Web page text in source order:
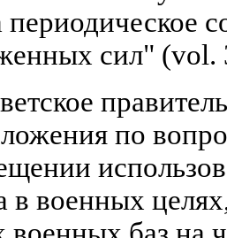
периодическое
сил" (vol.
по
в военных